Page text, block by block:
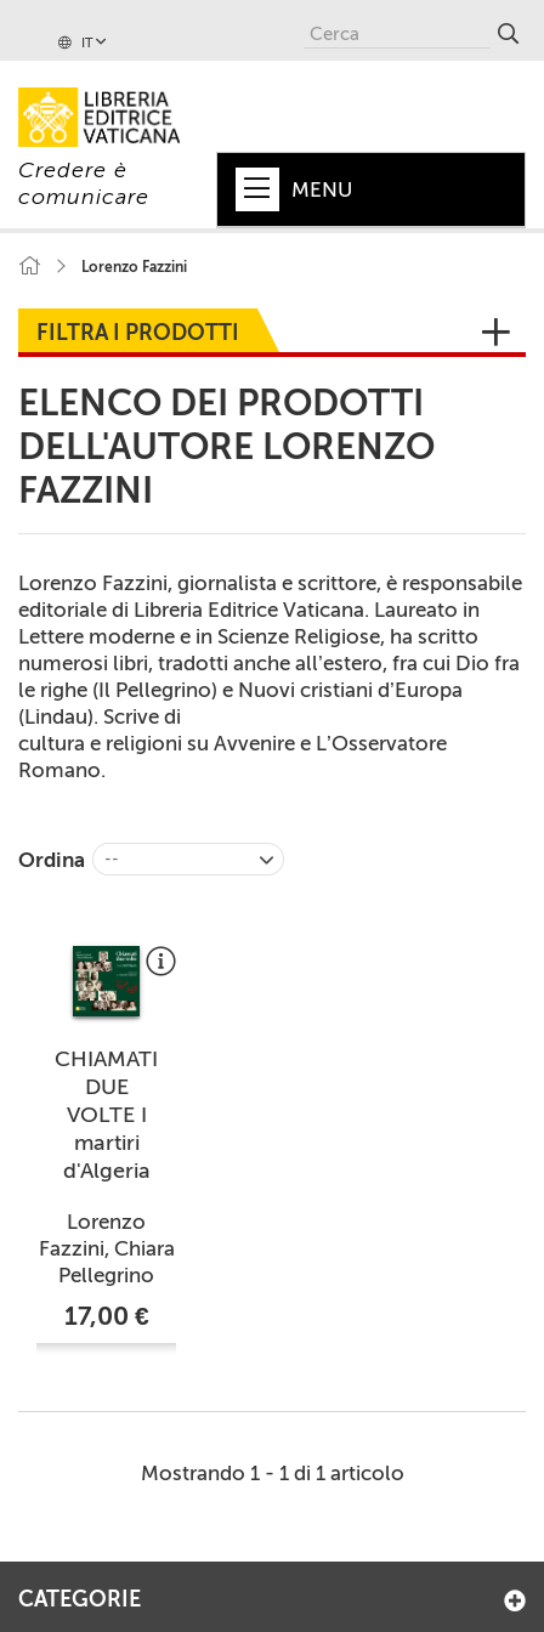
IT
Credere è
comunicare
MENU
PAPA
+
VATICANO
CHIESA
MONDO
+
CEI
AUTORI VARI
Lorenzo Fazzini
FILTRA I PRODOTTI
ELENCO DEI PRODOTTI
DELL'AUTORE LORENZO
FAZZINI
Lorenzo Fazzini, giornalista e scrittore, è responsabile
editoriale di Libreria Editrice Vaticana. Laureato in
Lettere moderne e in Scienze Religiose, ha scritto
numerosi libri, tradotti anche all’estero, fra cui Dio fra
le righe (Il Pellegrino) e Nuovi cristiani d’Europa
(Lindau). Scrive di
cultura e religioni su Avvenire e L’Osservatore
Romano.
Ordina --
CHIAMATI
DUE
VOLTE I
martiri
d'Algeria
Lorenzo
Fazzini, Chiara
Pellegrino
17,00 €
Mostrando 1 - 1 di 1 articolo
CATEGORIE